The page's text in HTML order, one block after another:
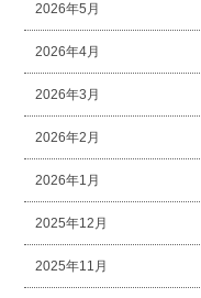
2026年5月
2026年4月
2026年3月
2026年2月
2026年1月
2025年12月
2025年11月